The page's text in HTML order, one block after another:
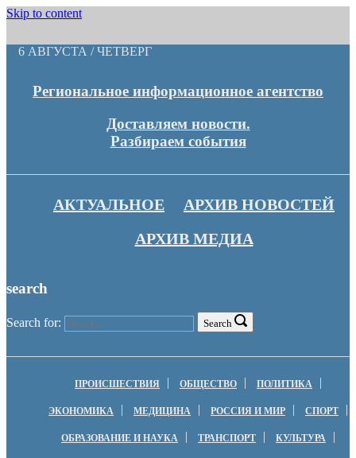
Skip to content
6 АВГУСТА / ЧЕТВЕРГ
Региональное информационное агентство
Доставляем новости.
Разбираем события
АКТУАЛЬНОЕ
АРХИВ НОВОСТЕЙ
АРХИВ МЕДИА
search
Search for: Search
ПРОИСШЕСТВИЯ ОБЩЕСТВО ПОЛИТИКА
ЭКОНОМИКА МЕДИЦИНА РОССИЯ И МИР СПОРТ
ОБРАЗОВАНИЕ И НАУКА ТРАНСПОРТ КУЛЬТУРА